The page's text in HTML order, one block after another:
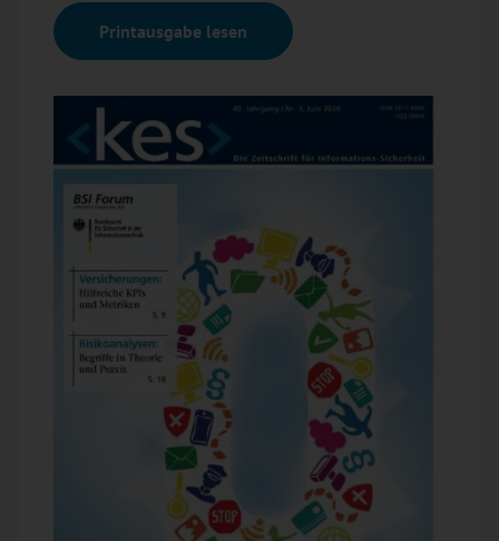
Printausgabe lesen